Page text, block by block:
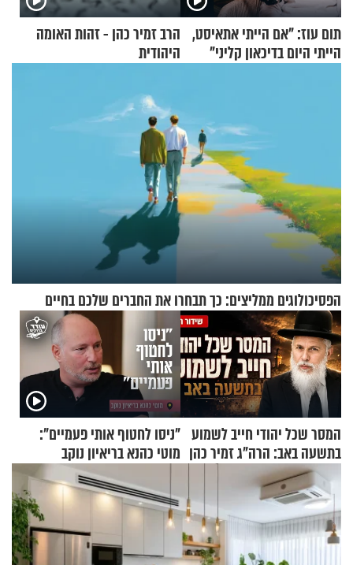
תום עוז: "אם הייתי אתאיסט,
הייתי היום בדיכאון קליני"
הרב זמיר כהן - זהות האומה
היהודית
הפסיכולוגים ממליצים: כך תבחרו את החברים שלכם בחיים
המסר שכל יהודי חייב לשמוע
בתשעה באב: הרה"ג זמיר כהן
בשיעור מיוחד
"ניסו לחטוף אותי פעמיים":
מוטי כהנא בריאיון נוקב